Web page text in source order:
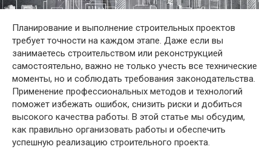
Планирование и выполнение строительных проектов
требует точности на каждом этапе. Даже если вы
занимаетесь строительством или реконструкцией
самостоятельно, важно не только учесть все технические
моменты, но и соблюдать требования законодательства.
Применение профессиональных методов и технологий
поможет избежать ошибок, снизить риски и добиться
высокого качества работы. В этой статье мы обсудим,
как правильно организовать работы и обеспечить
успешную реализацию строительного проекта.